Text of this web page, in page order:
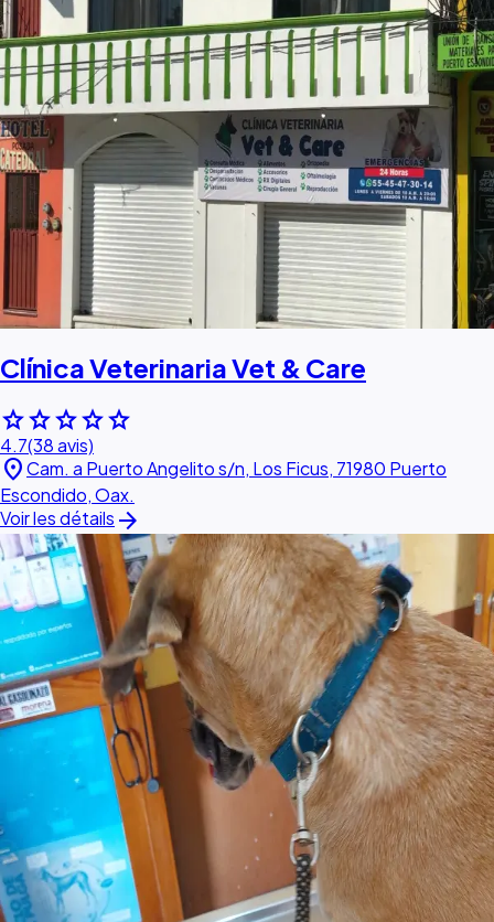
Clínica Veterinaria Vet & Care
starstarstarstarstar
4.7(38 avis)
location_onCam. a Puerto Angelito s/n, Los Ficus, 71980 Puerto
Escondido, Oax.
Voir les détails arrow_forward